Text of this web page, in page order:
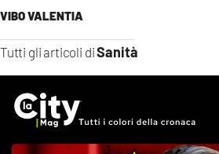
VIBO VALENTIA
Tutti gli articoli diSanità